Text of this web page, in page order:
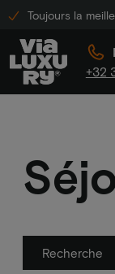
Toujours la
+32
Recherche